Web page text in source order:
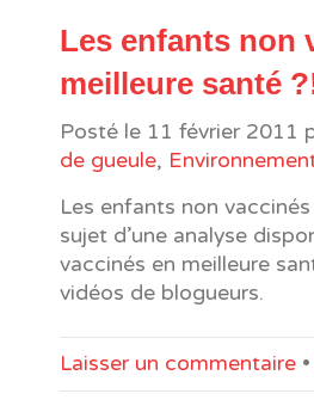
Les enfants non
meilleure santé
Posté le 11 février 2011
de gueule,
Les enfants non
sujet d’une analyse
vaccinés en meilleure
vidéos de blogueurs.
Laisser un commentaire •